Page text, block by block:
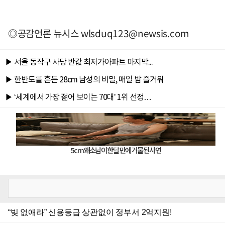
◎공감언론 뉴시스wlsduq123@newsis.com